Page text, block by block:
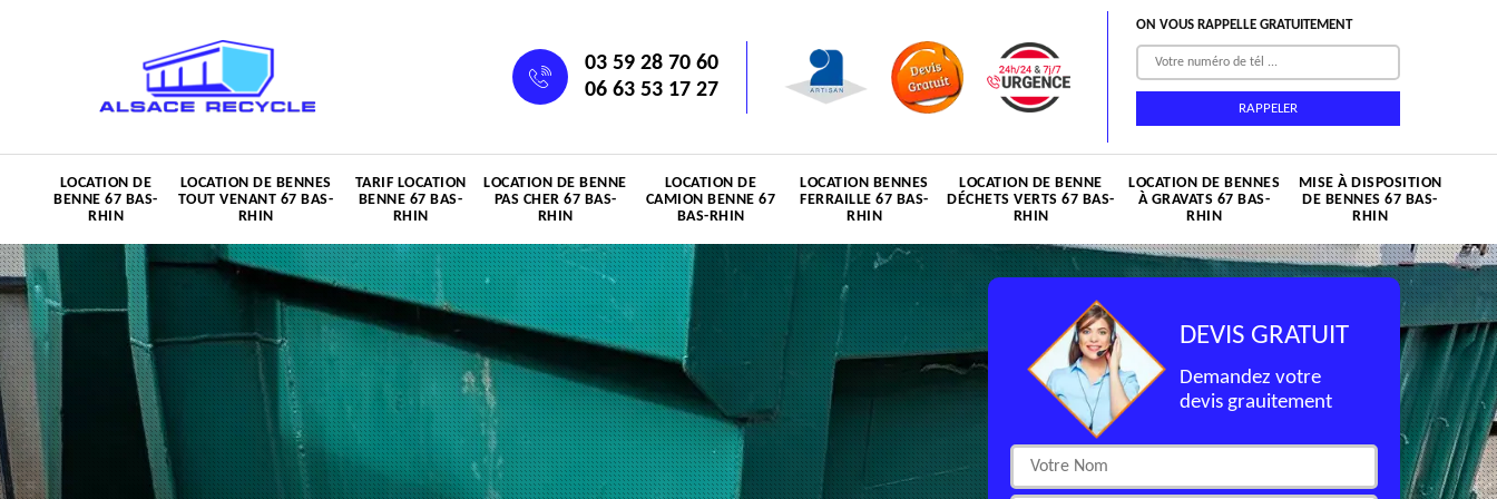
03 59 28 70 60
06 63 53 17 27
ON VOUS RAPPELLE GRATUITEMENT
LOCATION DE
BENNE 67 BAS-
RHIN
LOCATION DE BENNES
TOUT VENANT 67 BAS-
RHIN
TARIF LOCATION
BENNE 67 BAS-
RHIN
LOCATION DE BENNE
PAS CHER 67 BAS-
RHIN
LOCATION DE
CAMION BENNE 67
BAS-RHIN
LOCATION BENNES
FERRAILLE 67 BAS-
RHIN
LOCATION DE BENNE
DÉCHETS VERTS 67 BAS-
RHIN
LOCATION DE BENNES
À GRAVATS 67 BAS-
RHIN
MISE À DISPOSITION
DE BENNES 67 BAS-
RHIN
DEVIS GRATUIT
Demandez votre
devis grauitement